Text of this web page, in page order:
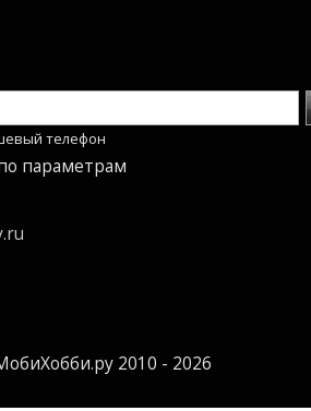
телефон
параметрам
2010 - 2026